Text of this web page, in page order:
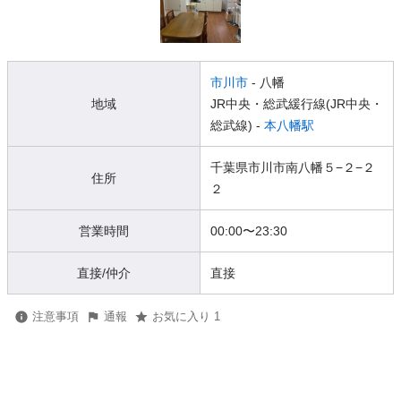
地域
市川市 - 八幡
JR中央・総武緩行線(JR中央・
総武線) - 本八幡駅
住所
千葉県市川市南八幡５−２−２
２
営業時間 00:00〜23:30
直接/仲介 直接
注意事項 通報 お気に入り 1